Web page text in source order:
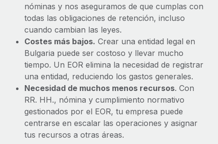
nóminas y nos aseguramos de que cumplas con
todas las obligaciones de retención, incluso
cuando cambian las leyes.
Costes más bajos. Crear una entidad legal en
Bulgaria puede ser costoso y llevar mucho
tiempo. Un EOR elimina la necesidad de registrar
una entidad, reduciendo los gastos generales.
Necesidad de muchos menos recursos. Con
RR. HH., nómina y cumplimiento normativo
gestionados por el EOR, tu empresa puede
centrarse en escalar las operaciones y asignar
tus recursos a otras áreas.